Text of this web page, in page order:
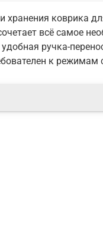
хранения коврика
всё самое
удобная ручка-
к режимам